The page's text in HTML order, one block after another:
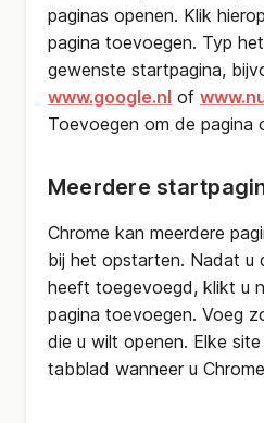
paginas openen. Klik
pagina toevoegen. Typ
gewenste startpagina,
www.google.nl of
Toevoegen om de pagina
Meerdere
Chrome kan meerdere
bij het opstarten. Nadat u
heeft toegevoegd, klikt u
pagina toevoegen. Voeg
die u wilt openen. Elke
tabblad wanneer u